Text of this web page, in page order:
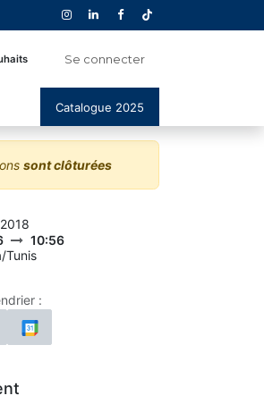
Se connecter
Catalogue 2025
sont clôturées
10:56
Tunis
: